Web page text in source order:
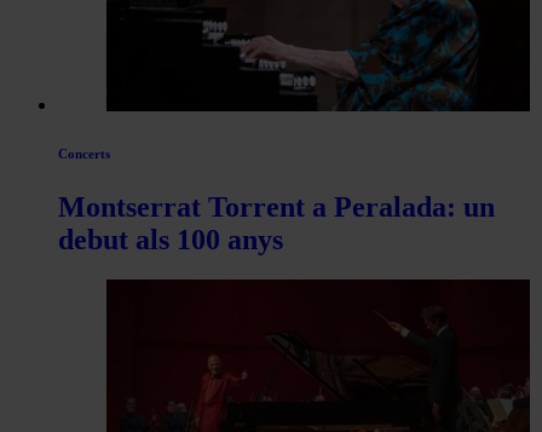
Concerts
Montserrat Torrent a Peralada: un
debut als 100 anys